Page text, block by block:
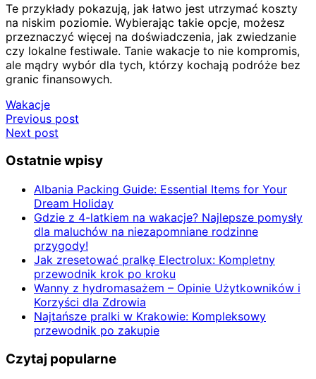
Te przykłady pokazują, jak łatwo jest utrzymać koszty
na niskim poziomie. Wybierając takie opcje, możesz
przeznaczyć więcej na doświadczenia, jak zwiedzanie
czy lokalne festiwale. Tanie wakacje to nie kompromis,
ale mądry wybór dla tych, którzy kochają podróże bez
granic finansowych.
Wakacje
Nawigacja
wpisu
Previous post
Next post
Ostatnie wpisy
Albania Packing Guide: Essential Items for Your
Dream Holiday
Gdzie z 4-latkiem na wakacje? Najlepsze pomysły
dla maluchów na niezapomniane rodzinne
przygody!
Jak zresetować pralkę Electrolux: Kompletny
przewodnik krok po kroku
Wanny z hydromasażem – Opinie Użytkowników i
Korzyści dla Zdrowia
Najtańsze pralki w Krakowie: Kompleksowy
przewodnik po zakupie
Czytaj popularne